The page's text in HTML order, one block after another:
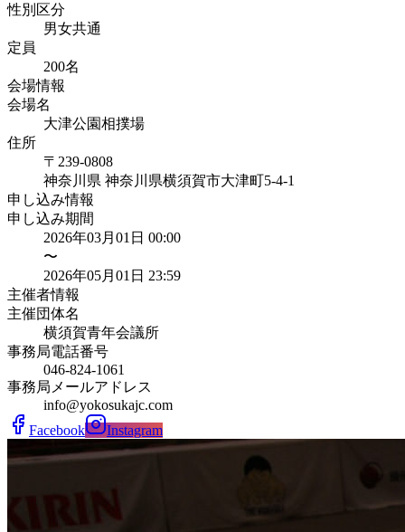
性別区分
男女共通
定員
200名
会場情報
会場名
大津公園相撲場
住所
〒239-0808
神奈川県 神奈川県横須賀市大津町5-4-1
申し込み情報
申し込み期間
2026年03月01日 00:00
〜
2026年05月01日 23:59
主催者情報
主催団体名
横須賀青年会議所
事務局電話番号
046-824-1061
事務局メールアドレス
info@yokosukajc.com
Facebook
Instagram